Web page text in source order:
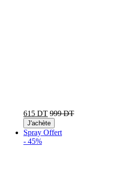
615 DT 999 DT
J'achète
Spray Offert
- 45%